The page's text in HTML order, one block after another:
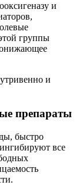
и
группы
и
препараты
быстро
все